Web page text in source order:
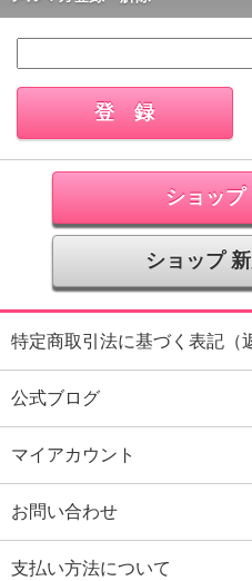
ショップ
ショップ
特定商取引法に基づく表記（
公式ブログ
マイアカウント
お問い合わせ
支払い方法について